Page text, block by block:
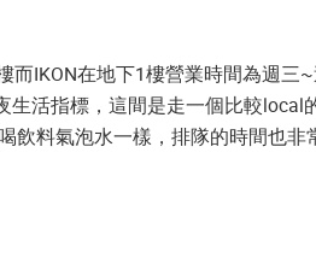
IKON在地下1樓營業時間為週
活指標，這間是走一個比較local
飲料氣泡水一樣，排隊的時間也